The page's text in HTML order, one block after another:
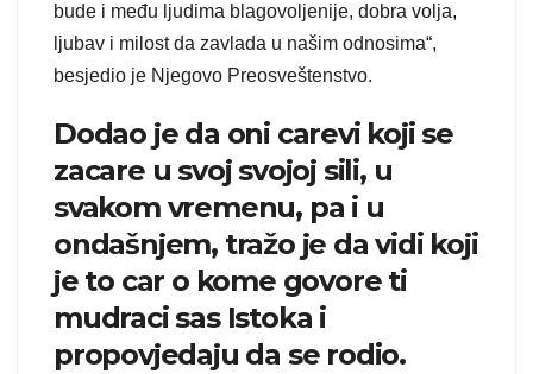
bude i među ljudima blagovoljenije, dobra volja,
ljubav i milost da zavlada u našim odnosima“,
besjedio je Njegovo Preosveštenstvo.
Dodao je da oni carevi koji se
zacare u svoj svojoj sili, u
svakom vremenu, pa i u
ondašnjem, tražo je da vidi koji
je to car o kome govore ti
mudraci sas Istoka i
propovjedaju da se rodio.